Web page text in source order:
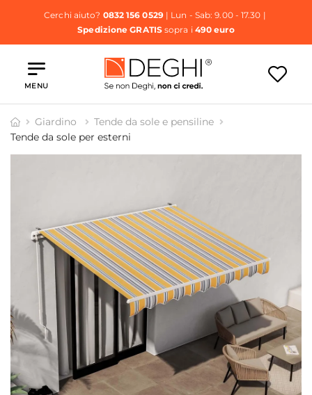
Cerchi aiuto? 0832 156 0529| Lun - Sab: 9.00 - 17.30 |
Spedizione GRATISsopra i 490 euro
MENU
Giardino
Tende da sole e pensiline
Tende da sole per esterni